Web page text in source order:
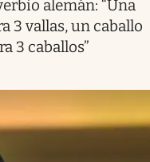
alemán: “Una
3 vallas, un caballo
3 caballos”